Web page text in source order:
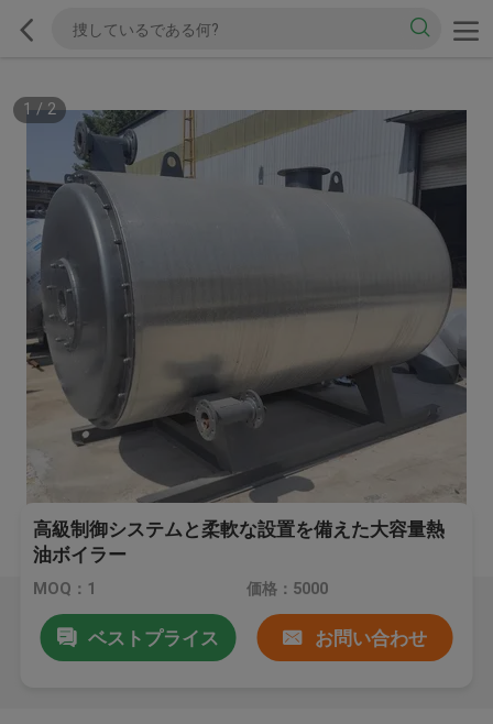
1 / 2
高級制御システムと柔軟な設置を備えた大容量熱
油ボイラー
MOQ：1 価格：5000
ベストプライス お問い合わせ